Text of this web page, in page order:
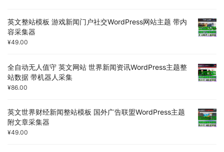
英文整站模板 游戏新闻门户社交WordPress网站主题 带内
容采集器
¥49.00
全自动无人值守 英文网站 世界新闻资讯WordPress主题整
站数据 带机器人采集
¥86.00
英文世界财经新闻整站模板 国外广告联盟WordPress主题
附文章采集器
¥49.00